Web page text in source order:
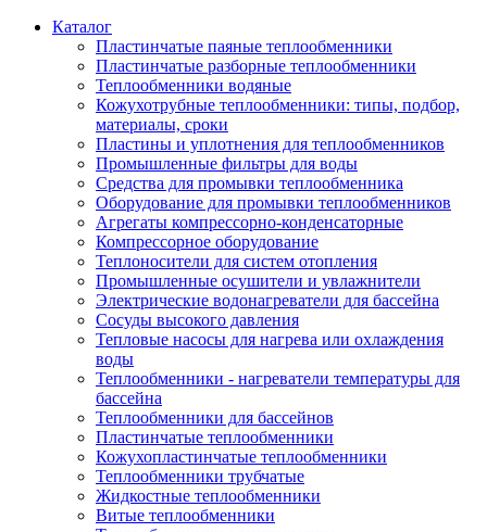
Каталог
Пластинчатые паяные теплообменники
Пластинчатые разборные теплообменники
Теплообменники водяные
Кожухотрубные теплообменники: типы, подбор,
материалы, сроки
Пластины и уплотнения для теплообменников
Промышленные фильтры для воды
Средства для промывки теплообменника
Оборудование для промывки теплообменников
Агрегаты компрессорно-конденсаторные
Компрессорное оборудование
Теплоносители для систем отопления
Промышленные осушители и увлажнители
Электрические водонагреватели для бассейна
Сосуды высокого давления
Тепловые насосы для нагрева или охлаждения
воды
Теплообменники - нагреватели температуры для
бассейна
Теплообменники для бассейнов
Пластинчатые теплообменники
Кожухопластинчатые теплообменники
Теплообменники трубчатые
Жидкостные теплообменники
Витые теплообменники